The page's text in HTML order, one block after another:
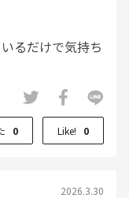
るだけで気持ち
0 Like! 0
2026.3.30